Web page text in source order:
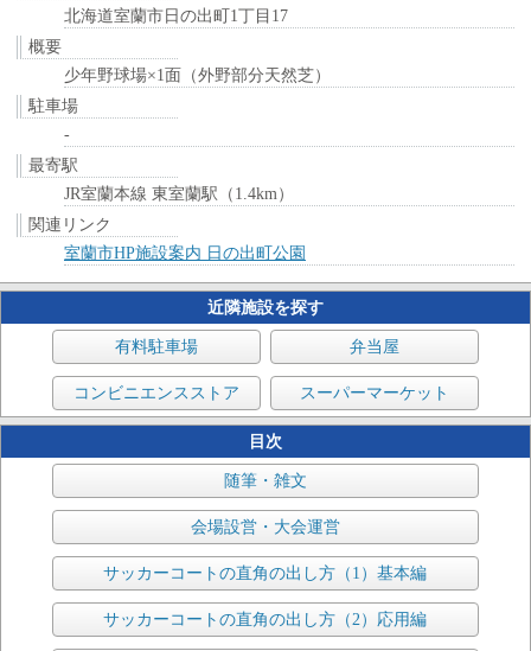
北海道室蘭市日の出町1丁目17
概要
少年野球場×1面（外野部分天然芝）
駐車場
-
最寄駅
JR室蘭本線 東室蘭駅（1.4km）
関連リンク
室蘭市HP施設案内 日の出町公園
近隣施設を探す
有料駐車場 弁当屋
コンビニエンスストア スーパーマーケット
目次
随筆・雑文
会場設営・大会運営
サッカーコートの直角の出し方（1）基本編
サッカーコートの直角の出し方（2）応用編